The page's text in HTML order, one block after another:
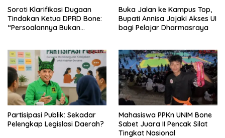
Soroti Klarifikasi Dugaan
Tindakan Ketua DPRD Bone:
“Persoalannya Bukan
Buka Jalan ke Kampus Top,
Bupati Annisa Jajaki Akses UI
bagi Pelajar Dharmasraya
Partisipasi Publik: Sekadar
Pelengkap Legislasi Daerah?
Mahasiswa PPKn UNIM Bone
Sabet Juara II Pencak Silat
Tingkat Nasional